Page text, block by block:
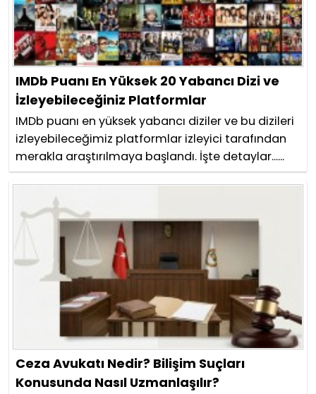
IMDb Puanı En Yüksek 20 Yabancı Dizi ve
İzleyebileceğiniz Platformlar
IMDb puanı en yüksek yabancı diziler ve bu dizileri
izleyebileceğimiz platformlar izleyici tarafından
merakla araştırılmaya başlandı. İşte detaylar......
Ceza Avukatı Nedir? Bilişim Suçları
Konusunda Nasıl Uzmanlaşılır?